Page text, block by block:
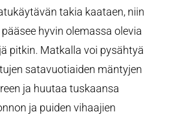
takia kaataen, niin
hyvin olemassa olevia
pitkin. Matkalla voi pysähtyä
satavuotiaiden mäntyjen
ja huutaa tuskaansa
ja puiden vihaajien